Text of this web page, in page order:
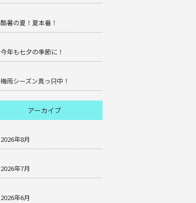
酷暑の夏！夏本番！
今年も七夕の季節に！
梅雨シーズン真っ只中！
アーカイブ
2026年8月
2026年7月
2026年6月